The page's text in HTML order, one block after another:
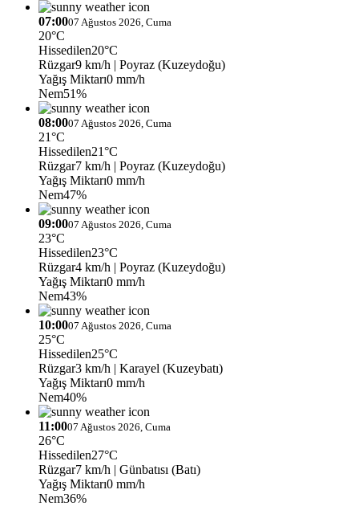
07:0007 Ağustos 2026, Cuma
20°C
Hissedilen20°C
Rüzgar9 km/h | Poyraz (Kuzeydoğu)
Yağış Miktarı0 mm/h
Nem51%
08:0007 Ağustos 2026, Cuma
21°C
Hissedilen21°C
Rüzgar7 km/h | Poyraz (Kuzeydoğu)
Yağış Miktarı0 mm/h
Nem47%
09:0007 Ağustos 2026, Cuma
23°C
Hissedilen23°C
Rüzgar4 km/h | Poyraz (Kuzeydoğu)
Yağış Miktarı0 mm/h
Nem43%
10:0007 Ağustos 2026, Cuma
25°C
Hissedilen25°C
Rüzgar3 km/h | Karayel (Kuzeybatı)
Yağış Miktarı0 mm/h
Nem40%
11:0007 Ağustos 2026, Cuma
26°C
Hissedilen27°C
Rüzgar7 km/h | Günbatısı (Batı)
Yağış Miktarı0 mm/h
Nem36%